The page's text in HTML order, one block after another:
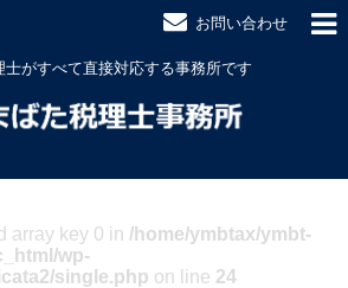
お問い合わせ
士がすべて直接対応する事務所です
array key 0 in /home/ymbtax/ymbt-
wp-
single.php on line 24